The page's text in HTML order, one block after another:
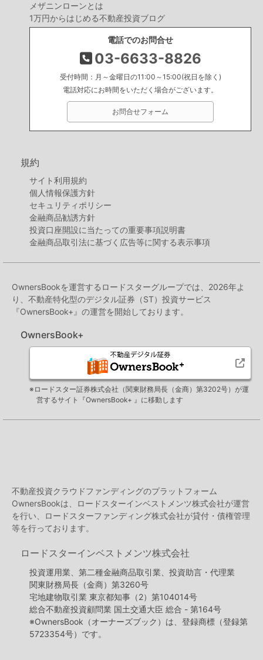
メザニンローンとは
1万円からはじめる不動産投資ブログ
電話でのお問合せ
03-6633-8826
受付時間：月～金曜日の11:00～15:00(祝日を除く)
電話対応にお時間をいただく場合がございます。
お問合せフォーム
規約
サイト利用規約
個人情報保護方針
セキュリティポリシー
金融商品勧誘方針
投資口座開設に当たっての重要事項説明書
金融商品取引法に基づく広告等に関する表示事項
OwnersBookを運営するロードスターグループでは、2026年よ
り、不動産特化型のデジタル証券（ST）投資サービス
『OwnersBook+』の運営を開始しております。
OwnersBook+
※ロードスター証券株式会社（関東財務局長（金商）第3202号）が運
営するサイト『OwnersBook+ 』に移動します
不動産投資クラウドファンディングのプラットフォーム
OwnersBookは、ロードスターインベストメンツ株式会社が運営
を行い、ロードスターファンディング株式会社が貸付・債権管理
等を行っております。
ロードスターインベストメンツ株式会社
投資運用業、第二種金融商品取引業、投資助言・代理業
関東財務局長（金商）第3260号
宅地建物取引業 東京都知事（2）第104014号
総合不動産投資顧問業 国土交通大臣 総合 - 第164号
※OwnersBook（オーナーズブック）は、登録商標（登録第
5723354号）です。